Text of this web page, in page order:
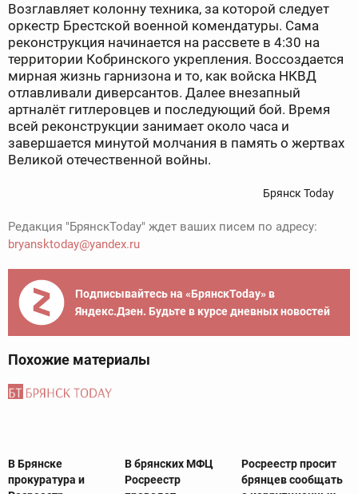
Возглавляет колонну техника, за которой следует
оркестр Брестской военной комендатуры. Сама
реконструкция начинается на рассвете в 4:30 на
территории Кобринского укрепления. Воссоздается
мирная жизнь гарнизона и то, как войска НКВД
отлавливали диверсантов. Далее внезапный
артналёт гитлеровцев и последующий бой. Время
всей реконструкции занимает около часа и
завершается минутой молчания в память о жертвах
Великой отечественной войны.
Брянск Today
Редакция "БрянскToday" ждет ваших писем по адресу:
bryansktoday@yandex.ru
Подписывайтесь на «БрянскToday» в
Яндекс.Дзен. Будьте в курсе дневных новостей
Похожие материалы
В Брянске
прокуратура и
В брянских МФЦ
Росреестр
Росреестр просит
брянцев сообщать